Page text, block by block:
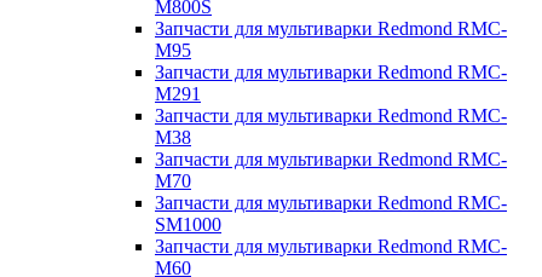
M800S
Запчасти для мультиварки Redmond RMC-
M95
Запчасти для мультиварки Redmond RMC-
M291
Запчасти для мультиварки Redmond RMC-
M38
Запчасти для мультиварки Redmond RMC-
M70
Запчасти для мультиварки Redmond RMC-
SM1000
Запчасти для мультиварки Redmond RMC-
M60